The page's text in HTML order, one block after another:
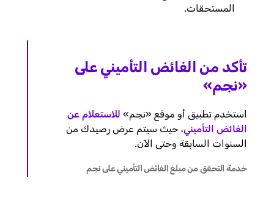
المستحقات.
تأكد من الفائض التأميني على
«نجم»
استخدم تطبيق أو موقع «نجم» للاستعلام عن
الفائض التأميني، حيث سيتم عرض رصيدك من
السنوات السابقة وحتى الآن.
خدمة التحقق من مبلغ الفائض التأميني على نجم